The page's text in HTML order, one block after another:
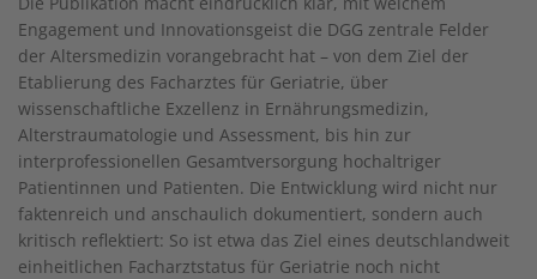
Engagement und Innovationsgeist die DGG zentrale Felder
der Altersmedizin vorangebracht hat – von dem Ziel der
Etablierung des Facharztes für Geriatrie, über
wissenschaftliche Exzellenz in Ernährungsmedizin,
Alterstraumatologie und Assessment, bis hin zur
interprofessionellen Gesamtversorgung hochaltriger
Patientinnen und Patienten. Die Entwicklung wird nicht nur
faktenreich und anschaulich dokumentiert, sondern auch
kritisch reflektiert: So ist etwa das Ziel eines deutschlandweit
einheitlichen Facharztstatus für Geriatrie noch nicht